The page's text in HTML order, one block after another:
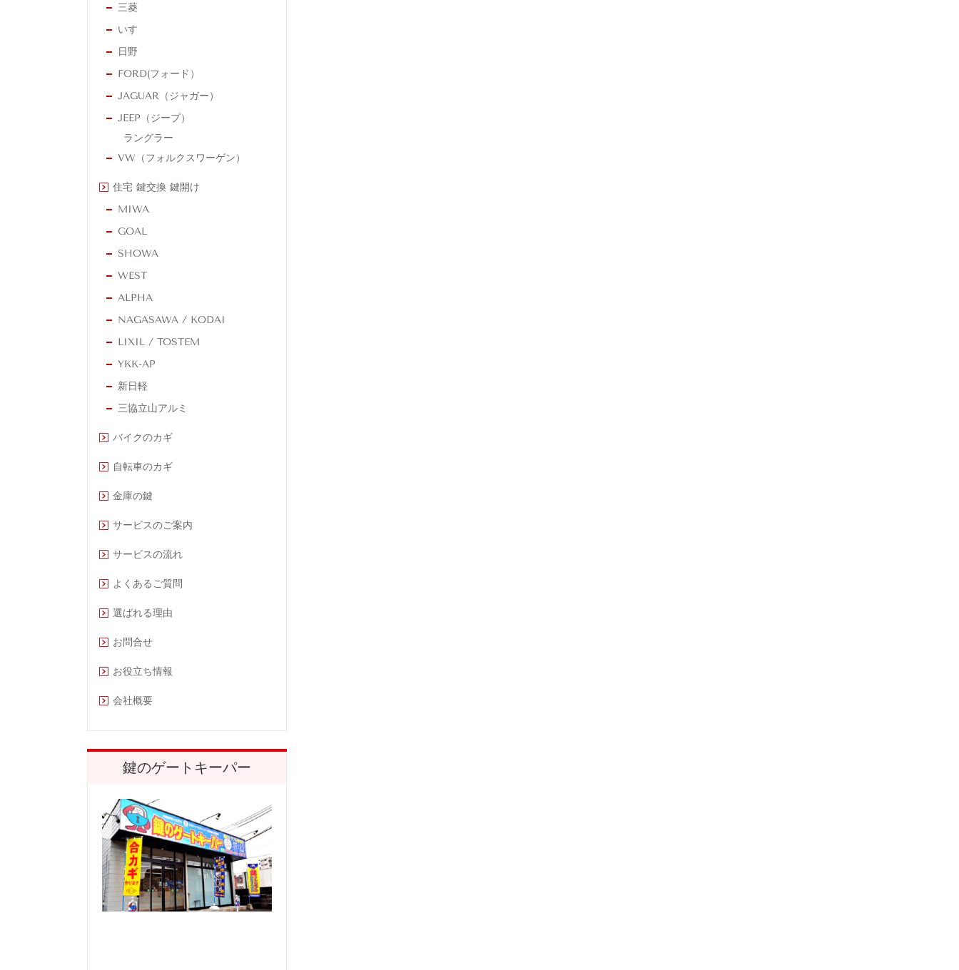
三菱
いすゞ
日野
FORD(フォード）
JAGUAR（ジャガー）
JEEP（ジープ）
ラングラー
VW（フォルクスワーゲン）
住宅 鍵交換 鍵開け
MIWA
GOAL
SHOWA
WEST
ALPHA
NAGASAWA / KODAI
LIXIL / TOSTEM
YKK-AP
新日軽
三協立山アルミ
バイクのカギ
自転車のカギ
金庫の鍵
サービスのご案内
サービスの流れ
よくあるご質問
選ばれる理由
お問合せ
お役立ち情報
会社概要
鍵のゲートキーパー